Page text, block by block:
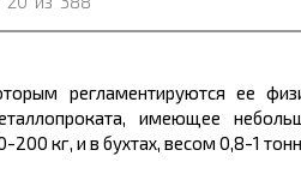
регламентируются ее
имеющее
200 кг, и в бухтах, весом 0,8-1